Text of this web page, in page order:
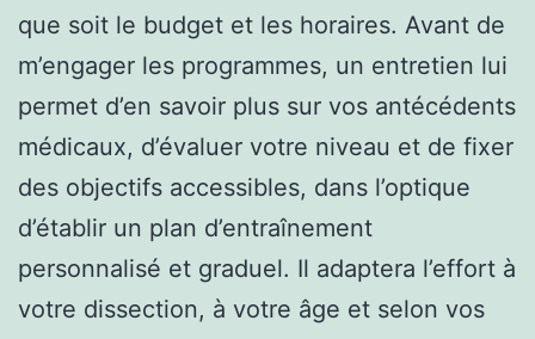
que soit le budget et les horaires. Avant de
m’engager les programmes, un entretien lui
permet d’en savoir plus sur vos antécédents
médicaux, d’évaluer votre niveau et de fixer
des objectifs accessibles, dans l’optique
d’établir un plan d’entraînement
personnalisé et graduel. Il adaptera l’effort à
votre dissection, à votre âge et selon vos